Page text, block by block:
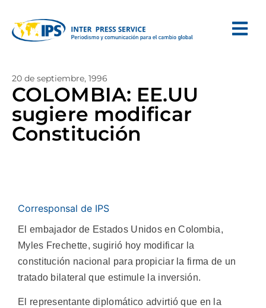
20 de septiembre, 1996
COLOMBIA: EE.UU
sugiere modificar
Constitución
Corresponsal de IPS
El embajador de Estados Unidos en Colombia,
Myles Frechette, sugirió hoy modificar la
constitución nacional para propiciar la firma de un
tratado bilateral que estimule la inversión.
El representante diplomático advirtió que en la